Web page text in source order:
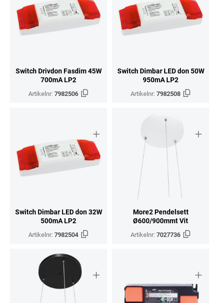
Switch Drivdon Fasdim 45W
700mA LP2
Artikelnr:7982506
Switch Dimbar LED don 50W
950mA LP2
Artikelnr:7982508
Switch Dimbar LED don 32W
500mA LP2
Artikelnr:7982504
More2 Pendelsett
Ø600/900mmt Vit
Artikelnr:7027736